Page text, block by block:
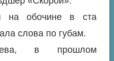
на обочине в ста
слова по губам.
в прошлом